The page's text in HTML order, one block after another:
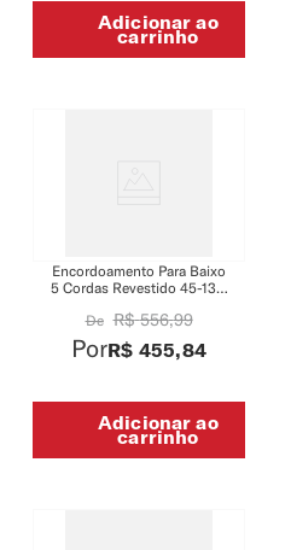
Adicionar ao
carrinho
Encordoamento Para Baixo
5 Cordas Revestido 45-130
Nickel XTB45130
De R$ 556,99
PorR$ 455,84
Adicionar ao
carrinho